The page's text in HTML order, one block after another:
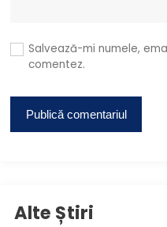
Salvează-mi numele,
comentez.
Alte Știri